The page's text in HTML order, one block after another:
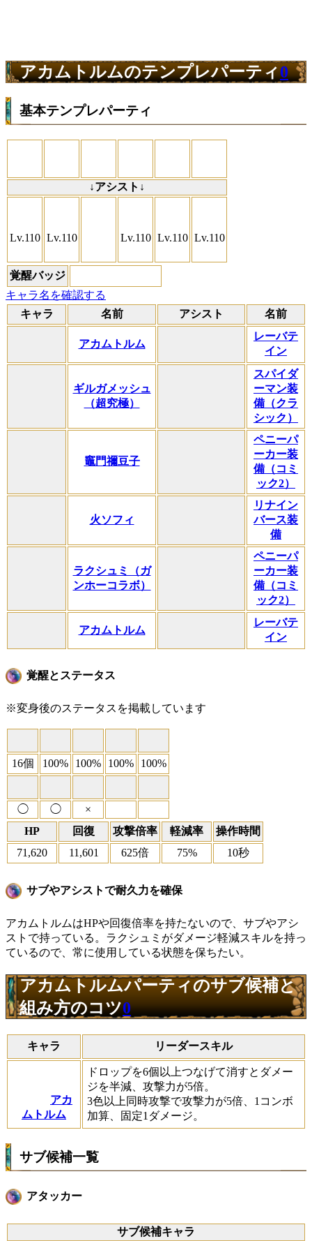
アカムトルムのテンプレパーティ0
基本テンプレパーティ
↓アシスト↓
Lv.110 Lv.110 Lv.110 Lv.110 Lv.110
覚醒バッジ
キャラ名を確認する
キャラ
名前 アシスト 名前
アカムトルム
レーバテ
イン
ギルガメッシュ
（超究極）
スパイダ
ーマン装
備（クラ
シック）
竈門禰豆子
ペニーパ
ーカー装
備（コミ
ック2）
火ソフィ
リナイン
バース装
備
ラクシュミ（ガ
ンホーコラボ）
ペニーパ
ーカー装
備（コミ
ック2）
アカムトルム
レーバテ
イン
覚醒とステータス
※変身後のステータスを掲載しています
16個 100% 100% 100% 100%
◯ ◯
×
HP
回復 攻撃倍率 軽減率
操作時間
71,620
11,601 625倍 75% 10秒
サブやアシストで耐久力を確保
アカムトルムはHPや回復倍率を持たないので、サブやアシ
ストで持っている。ラクシュミがダメージ軽減スキルを持っ
ているので、常に使用している状態を保ちたい。
アカムトルムパーティのサブ候補と
組み方のコツ0
キャラ リーダースキル
アカ
ムトルム
ドロップを6個以上つなげて消すとダメー
ジを半減、攻撃力が5倍。
3色以上同時攻撃で攻撃力が5倍、1コンボ
加算、固定1ダメージ。
サブ候補一覧
アタッカー
サブ候補キャラ